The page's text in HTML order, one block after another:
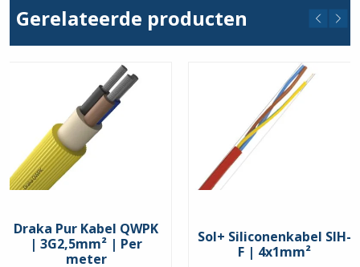
Geleidermateriaal Koper
Materiaal aderisolatie Rubber – siliconenrubber (SIR)
Oppervlakte geleider
kabelbuitentemperatuur na
montage zonder vibratie
-60 – 180 °C
Food Contact Material
Gerelateerde producten
Draka Pur Kabel QWPK
| 3G2,5mm² | Per
meter
Sol+ Siliconenkabel SIH-
F | 4x1mm²